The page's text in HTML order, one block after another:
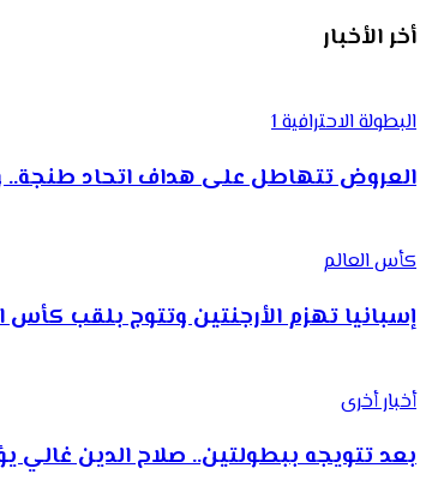
أخر الأخبار
البطولة الاحترافية 1
العروض تتهاطل على هداف اتحاد
كأس العالم
إسبانيا تهزم الأرجنتين وتتوج بلقب كأس
أخبار أخرى
بعد تتويجه ببطولتين.. صلاح الدين